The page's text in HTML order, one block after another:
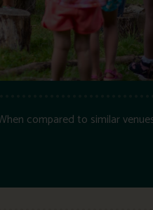
compared to similar